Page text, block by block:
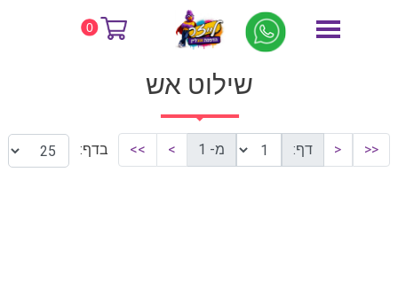
0 דף הבית שילוט אש
שילוט אש
<<
< דף: מ- 1 >
>> בדף: